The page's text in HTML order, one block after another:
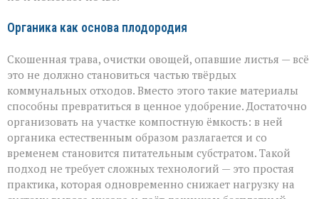
Органика как основа плодородия
Скошенная трава, очистки овощей, опавшие листья — всё
это не должно становиться частью твёрдых
коммунальных отходов. Вместо этого такие материалы
способны превратиться в ценное удобрение. Достаточно
организовать на участке компостную ёмкость: в ней
органика естественным образом разлагается и со
временем становится питательным субстратом. Такой
подход не требует сложных технологий — это простая
практика, которая одновременно снижает нагрузку на